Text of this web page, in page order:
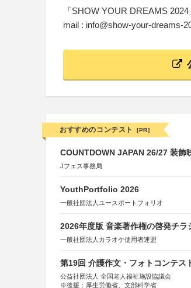
「SHOW YOUR DREAMS
mail : info@show-your-dreams-
おすすめのコンテスト [PR]
COUNTDOWN JAPAN 26/27 装飾
Jフェス事務局
YouthPortfolio 2026
一般社団法人ユースポートフォリオ
2026年度版 音楽著作権の啓発チラ
一般社団法人カラオケ使用者連盟
第19回 介護作文・フォトコンテス
公益社団法人 全国老人福祉施設協議会
※後援：厚生労働省、文部科学省